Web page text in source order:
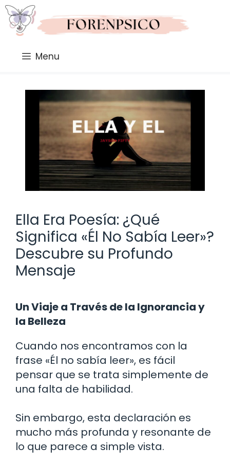
Saltar
al
contenido
Menu
Ella Era Poesía: ¿Qué
Significa «Él No Sabía Leer»?
Descubre su Profundo
Mensaje
Un Viaje a Través de la Ignorancia y
la Belleza
Cuando nos encontramos con la
frase «Él no sabía leer», es fácil
pensar que se trata simplemente de
una falta de habilidad.
Sin embargo, esta declaración es
mucho más profunda y resonante de
lo que parece a simple vista.